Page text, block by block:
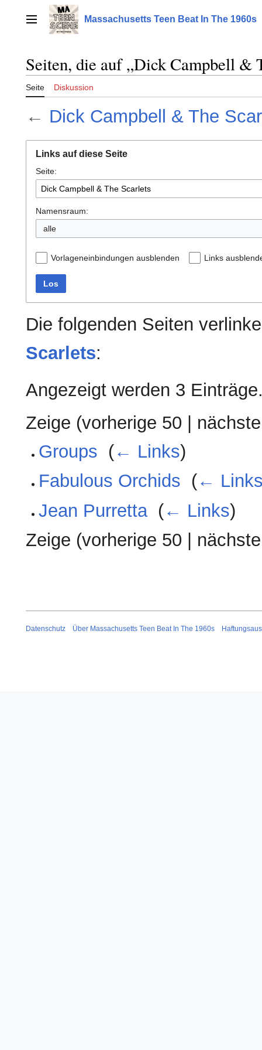
springenHauptmenü Massachusetts Teen Beat In The 1960s
Seiten, die auf „Dick Campbell &
Seite Diskussion
← Dick Campbell & The
Links auf diese Seite
Seite:
Namensraum:
alle
Vorlageneinbindungen ausblenden Links
Los
Die folgenden Seiten
Scarlets:
Angezeigt werden 3
Zeige (vorherige 50
Groups (← Links)
Fabulous Orchids (←
Jean Purretta‎ (← Links)
Zeige (vorherige 50
Datenschutz Über Massachusetts Teen Beat In The 1960s